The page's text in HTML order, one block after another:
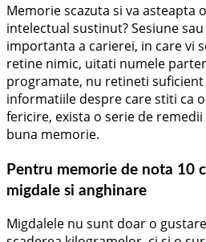
Memorie scazuta si va asteapta
intelectual sustinut? Sesiune
importanta a carierei, in care vi
retine nimic, uitati numele
programate, nu retineti
informatiile despre care stiti ca
fericire, exista o serie de
buna memorie.
Pentru memorie de nota 10
migdale si anghinare
Migdalele nu sunt doar o